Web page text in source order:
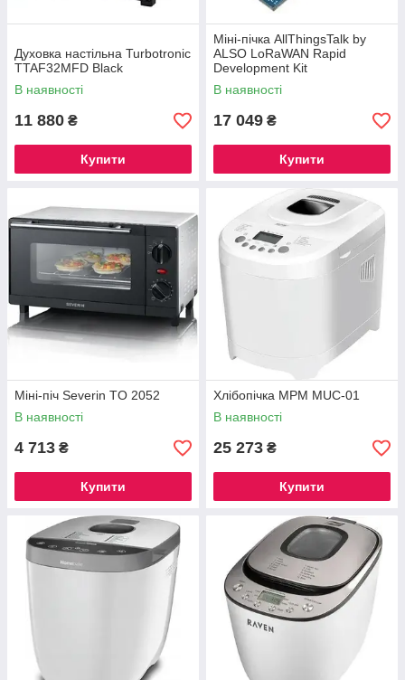
Духовка настільна Turbotronic
TTAF32MFD Black
В наявності
11 880 ₴
Купити
Міні-пічка AllThingsTalk by
ALSO LoRaWAN Rapid
Development Kit
(101KLOR01RDKX00201)
В наявності
17 049 ₴
Купити
Міні-піч Severin TO 2052
В наявності
4 713 ₴
Купити
Хлібопічка MPM MUC-01
В наявності
25 273 ₴
Купити